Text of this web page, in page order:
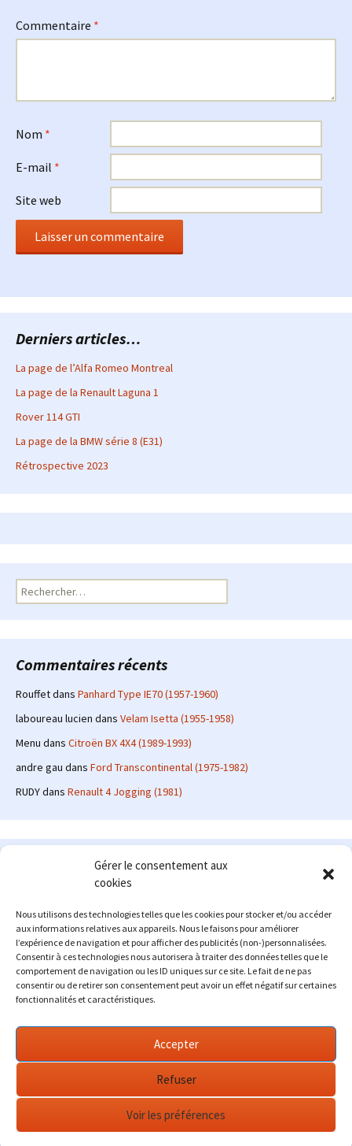
Gérer le consentement aux
cookies
Nous utilisons des technologies telles que les cookies pour stocker et/ou accéder
aux informations relatives aux appareils. Nous le faisons pour améliorer
l’expérience de navigation et pour afficher des publicités (non-)personnalisées.
Consentir à ces technologies nous autorisera à traiter des données telles que le
comportement de navigation ou les ID uniques sur ce site. Le fait de ne pas
consentir ou de retirer son consentement peut avoir un effet négatif sur certaines
fonctionnalités et caractéristiques.
Accepter
Refuser
Voir les préférences
Commentaire *
Nom *
E-mail *
Site web
Derniers articles…
La page de l’Alfa Romeo Montreal
La page de la Renault Laguna 1
Rover 114 GTI
La page de la BMW série 8 (E31)
Rétrospective 2023
Rechercher :
Commentaires récents
Rouffetdans Panhard Type IE70 (1957-1960)
laboureau lucien dans Velam Isetta (1955-1958)
Menu dans Citroën BX 4X4 (1989-1993)
andre gau dans Ford Transcontinental (1975-1982)
RUDYdans Renault 4 Jogging (1981)
Le site en quelques mots
: passionné d'automobile ancienne depuis de
nombreuses années, j'ai commencé à partager ma passion sur
internet à partir de 2009 au travers d'un blog qui a connu un relatif
succès. Fin 2013, je décide de prendre mon autonomie et me lancer
avec mon propre site : l'Automobile Ancienne.
Me contacter : alex(at)lautomobileancienne.com
Fièrement propulsé par WordPress